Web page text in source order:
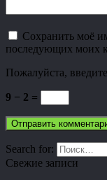
Сохранить моё
последующих моих
Пожалуйста,
9 − 2 =
Search for:
Свежие записи